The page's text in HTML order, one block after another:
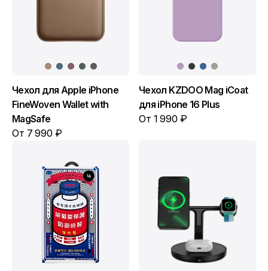
Чехол для Apple iPhone
FineWoven Wallet with
MagSafe
От 7 990 ₽
Чехол KZDOO Mag iCoat
для iPhone 16 Plus
От 1 990 ₽